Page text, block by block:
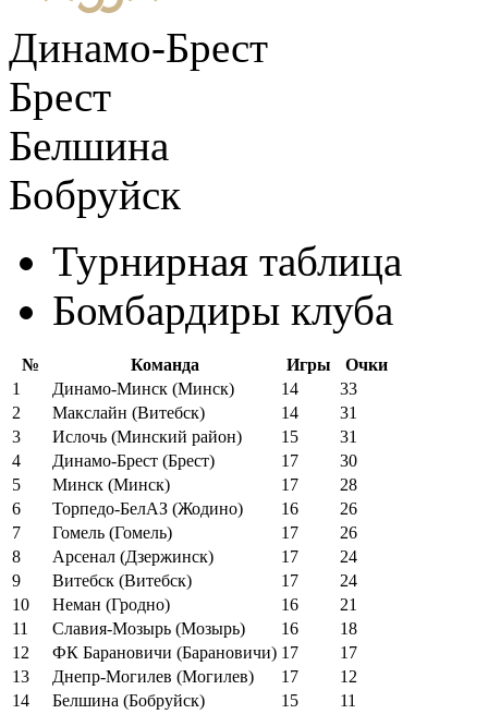
Динамо-Брест
Брест
Белшина
Бобруйск
Турнирная таблица
Бомбардиры клуба
№ Команда Игры
Очки
1
Динамо-Минск (Минск) 14
33
2
Макслайн (Витебск) 14
31
3
Ислочь (Минский район) 15
31
4
Динамо-Брест (Брест) 17
30
5
Минск (Минск) 17
28
6
Торпедо-БелАЗ (Жодино) 16
26
7
Гомель (Гомель) 17
26
8
Арсенал (Дзержинск) 17
24
9
Витебск (Витебск) 17
24
10
Неман (Гродно) 16
21
11
Славия-Мозырь (Мозырь) 16
18
12
ФК Барановичи (Барановичи) 17
17
13
Днепр-Могилев (Могилев) 17
12
14
Белшина (Бобруйск) 15
11